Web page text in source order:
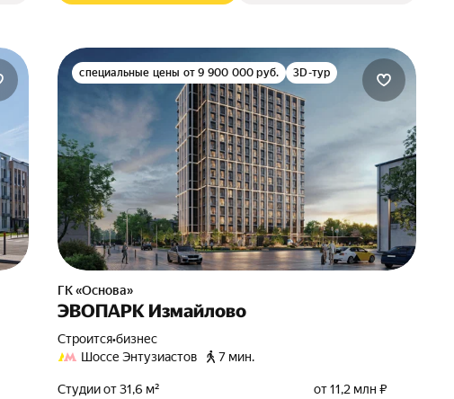
специальные цены от 9 900 000 руб. 3D-тур
ГК «Основа»
ЭВОПАРК Измайлово
Строится•бизнес
Шоссе Энтузиастов
7 мин.
Студии от 31,6 м²
от 11,2 млн ₽